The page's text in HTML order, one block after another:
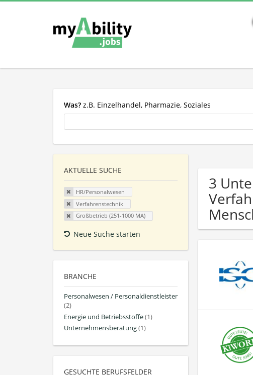
Was? z.B. Einzelhandel, Pharmazie, Soziales
AKTUELLE SUCHE
HR/Personalwesen
Verfahrenstechnik
Großbetrieb (251-1000 MA)
Neue Suche starten
BRANCHE
Personalwesen / Personaldienstleister
(2)
Energie und Betriebsstoffe(1)
Unternehmensberatung(1)
GESUCHTE BERUFSFELDER
3